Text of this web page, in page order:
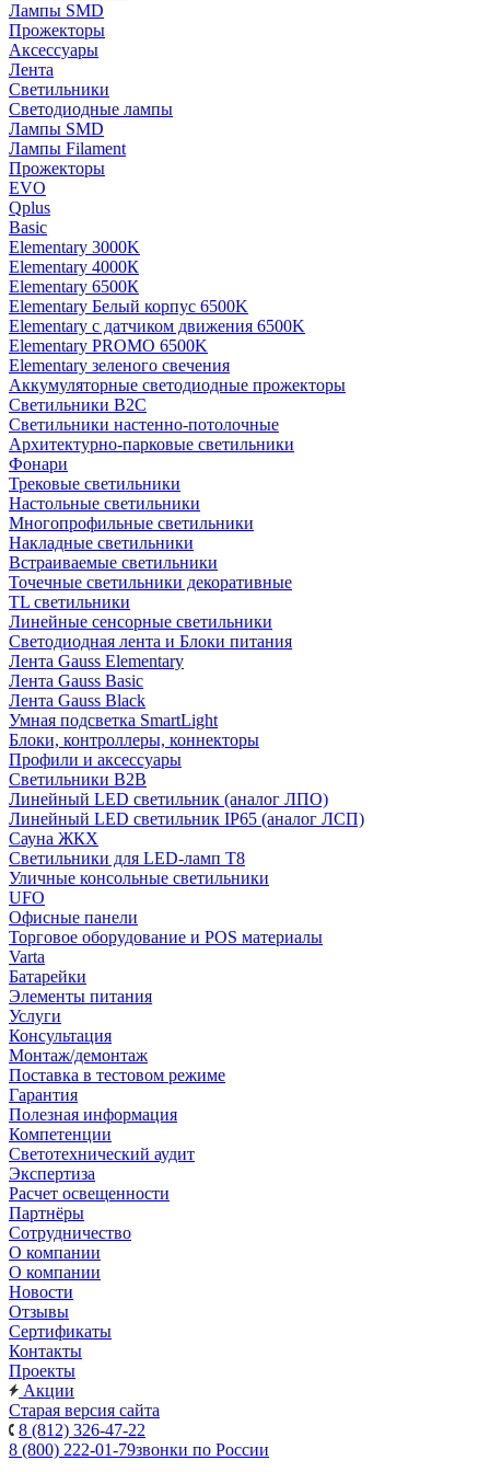
Лампы SMD
Прожекторы
Аксессуары
Лента
Светильники
Светодиодные лампы
Лампы SMD
Лампы Filament
Прожекторы
EVO
Qplus
Basic
Elementary 3000K
Elementary 4000К
Elementary 6500К
Elementary Белый корпус 6500K
Elementary с датчиком движения 6500K
Elementary PROMO 6500K
Elementary зеленого свечения
Аккумуляторные светодиодные прожекторы
Светильники B2C
Светильники настенно-потолочные
Архитектурно-парковые светильники
Фонари
Трековые светильники
Настольные светильники
Многопрофильные светильники
Накладные светильники
Встраиваемые светильники
Точечные светильники декоративные
TL светильники
Линейные сенсорные светильники
Светодиодная лента и Блоки питания
Лента Gauss Elementary
Лента Gauss Basic
Лента Gauss Black
Умная подсветка SmartLight
Блоки, контроллеры, коннекторы
Профили и аксессуары
Светильники B2B
Линейный LED светильник (аналог ЛПО)
Линейный LED светильник IP65 (аналог ЛСП)
Сауна ЖКХ
Светильники для LED-ламп T8
Уличные консольные светильники
UFO
Офисные панели
Торговое оборудование и POS материалы
Varta
Батарейки
Элементы питания
Услуги
Консультация
Монтаж/демонтаж
Поставка в тестовом режиме
Гарантия
Полезная информация
Компетенции
Светотехнический аудит
Экспертиза
Расчет освещенности
Партнёры
Cотрудничество
О компании
О компании
Новости
Отзывы
Сертификаты
Контакты
Проекты
Акции
Старая версия сайта
8 (812) 326-47-22
8 (800) 222-01-79звонки по России